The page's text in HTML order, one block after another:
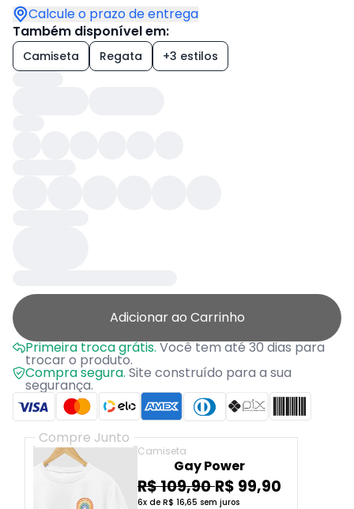
Calcule o prazo de entrega
Também disponível em:
Camiseta Regata +3 estilos
Adicionar ao Carrinho
Primeira troca grátis.Você tem até 30 dias para
trocar o produto.
Compra segura. Site construído para a sua
segurança.
Compre Junto
Camiseta
Gay Power
R$ 109,90 R$ 99,90
6x de R$ 16,65 sem juros